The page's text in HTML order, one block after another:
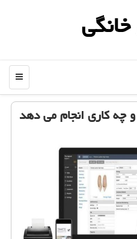
منو
چه كاری انجام می دهد